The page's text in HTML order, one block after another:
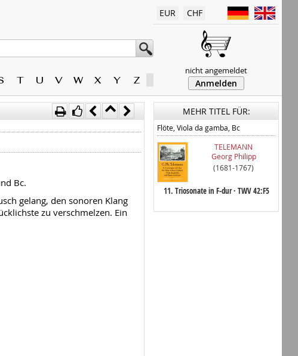
T U V W X Y Z
EUR CHF
nicht angemeldet
Anmelden
Bc.
gelang, den sonoren Klang
zu verschmelzen. Ein
MEHR TITEL FÜR:
Flöte, Viola da gamba, Bc
TELEMANN
Georg Philipp
(1681-1767)
11. Triosonate in F-dur · TWV 42:F5